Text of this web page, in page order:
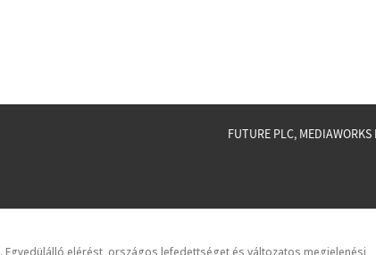
FUTURE PLC,